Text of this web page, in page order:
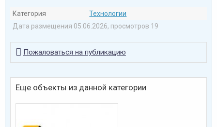
Категория
Технологии
Дата размещения 05.06.2026, просмотров 19
 Пожаловаться на публикацию
Еще объекты из данной категории